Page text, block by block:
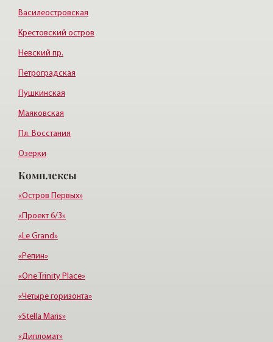
Василеостровская
Крестовский остров
Невский пр.
Петроградская
Пушкинская
Маяковская
Пл. Восстания
Озерки
Парк Победы
Беговая
Комплексы
«Остров Первых»
«Проект 6/3»
«Le Grand»
«Репин»
«One Trinity Place»
«Четыре горизонта»
«Stella Maris»
«Дипломат»